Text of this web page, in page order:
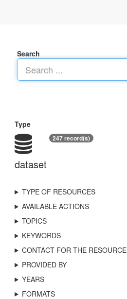
Search
Type
dataset
247 record(s)
TYPE OF RESOURCES
AVAILABLE ACTIONS
TOPICS
KEYWORDS
CONTACT FOR THE RESOURCE
PROVIDED BY
YEARS
FORMATS